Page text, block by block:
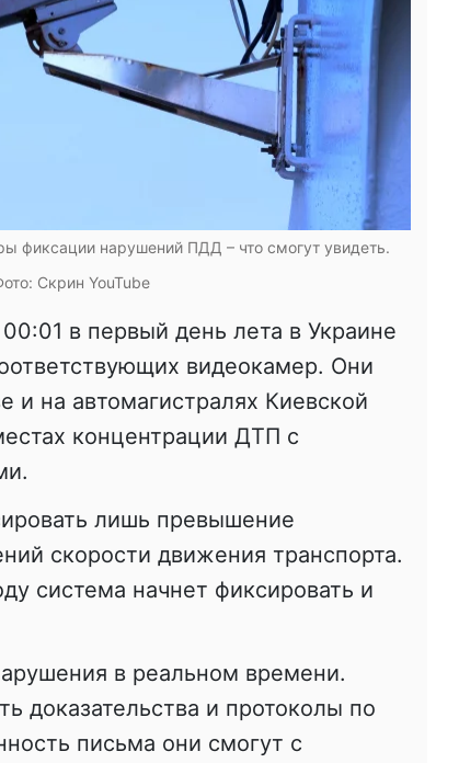
фиксации нарушений ПДД – что смогут увидеть.
Скрин YouTube
в первый день лета в Украине
видеокамер. Они
и на автомагистралях Киевской
концентрации ДТП с
лишь превышение
скорости движения транспорта.
система начнет фиксировать и
в реальном времени.
доказательства и протоколы по
письма они смогут с